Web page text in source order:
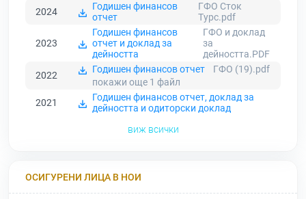
2024
Годишен финансов
отчет
ГФО Сток
Турс.pdf
2023
Годишен финансов
отчет и доклад за
дейността
ГФО и доклад
за
дейността.PDF
2022
Годишен финансов отчет
ГФО (19).pdf
покажи още 1 файл
2021
Годишен финансов отчет, доклад за
дейността и одиторски доклад
виж всички
ОСИГУРЕНИ ЛИЦА В НОИ